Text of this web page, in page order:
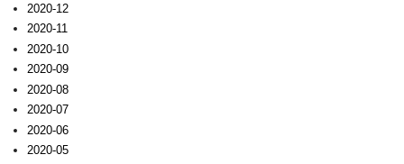
2020-12
2020-11
2020-10
2020-09
2020-08
2020-07
2020-06
2020-05